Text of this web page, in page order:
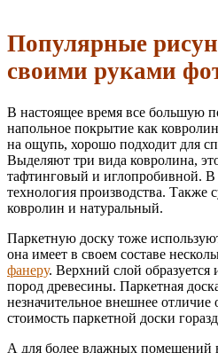
Популярные
своими руками
В настоящее время все большую
напольное покрытие как
на ощупь, хорошо подходит для
Выделяют три вида ковролина,
тафтинговый и иглопробивной. В
технология производства. Также
ковролин и натуральный.
Паркетную доску тоже
она имеет в своем составе
фанеру. Верхний слой образуется
пород древесины. Паркетная
незначительное внешнее отличие
стоимость паркетной доски
А для более влажных помещений